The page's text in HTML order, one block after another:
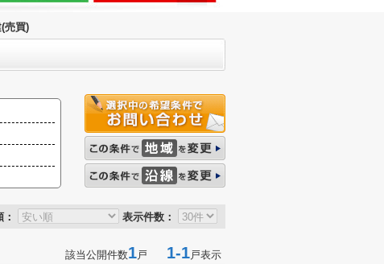
売買)
表示件数：
該当公開件数1戸 1-1戸表示